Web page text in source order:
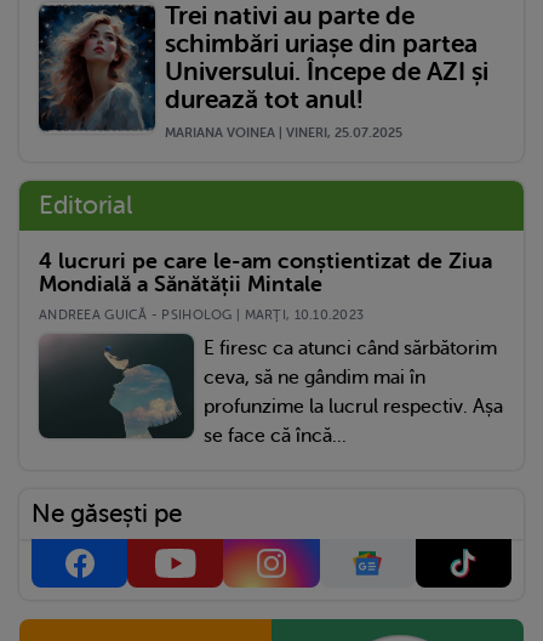
Trei nativi au parte de
schimbări uriașe din partea
Universului. Începe de AZI și
durează tot anul!
MARIANA VOINEA | VINERI, 25.07.2025
Editorial
4 lucruri pe care le-am conștientizat de Ziua
Mondială a Sănătății Mintale
ANDREEA GUICĂ - PSIHOLOG | MARŢI, 10.10.2023
E firesc ca atunci când sărbătorim
ceva, să ne gândim mai în
profunzime la lucrul respectiv. Așa
se face că încă...
Ne găsești pe